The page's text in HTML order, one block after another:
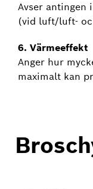
Avser antingen
(vid luft/luft-
6. Värmeeffekt
Anger hur
maximalt kan